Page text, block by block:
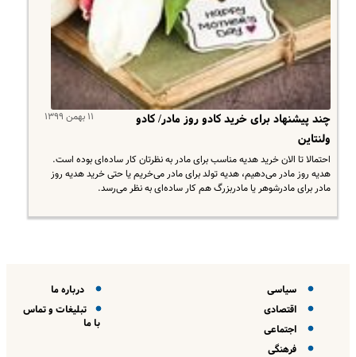
۱۱ بهمن ۱۳۹۹
چند پیشنهاد برای خرید کادو روز مادر/ کادو
ولنتاین
احتمالا تا الان خرید هدیه مناسب برای مادر به‌ نظرتان کار ساده‌ای بوده است.
هدیه روز مادر می‌دهیم، هدیه تولد برای مادر می‌خریم یا حتی خرید هدیه روز
مادر برای مادرشوهر یا مادربزرگ هم کار ساده‌ای به نظر می‌رسد.
سیاسی
اقتصادی
اجتماعی
فرهنگی
درباره ما
تبلیغات و تماس
با ما